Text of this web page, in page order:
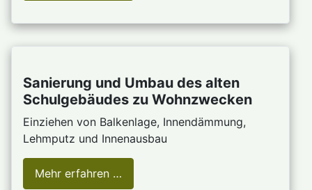
Sanierung und Umbau des alten
Schulgebäudes zu Wohnzwecken
Einziehen von Balkenlage, Innendämmung,
Lehmputz und Innenausbau
Mehr erfahren …